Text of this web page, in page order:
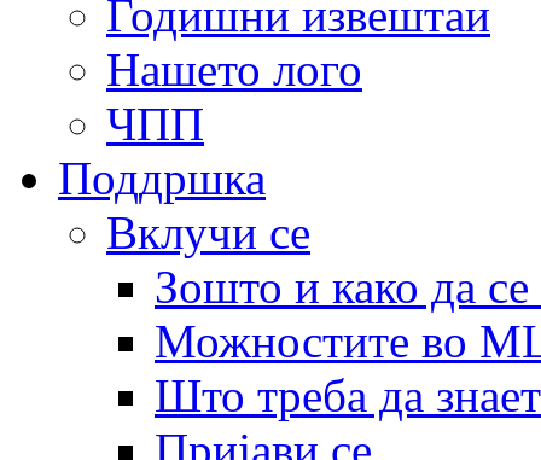
Годишни извештаи
Нашето лого
ЧПП
Поддршка
Вклучи се
Зошто и како да
Можностите во
Што треба да
Пријави се